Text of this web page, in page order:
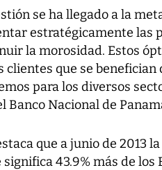
se ha llegado a la
estratégicamente las
la morosidad. Estos
clientes que se benefician
para los diversos
Banco Nacional de
que a junio de 2013
significa 43.9% más de los